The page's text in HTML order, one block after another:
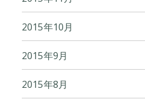
2015年10月
2015年9月
2015年8月